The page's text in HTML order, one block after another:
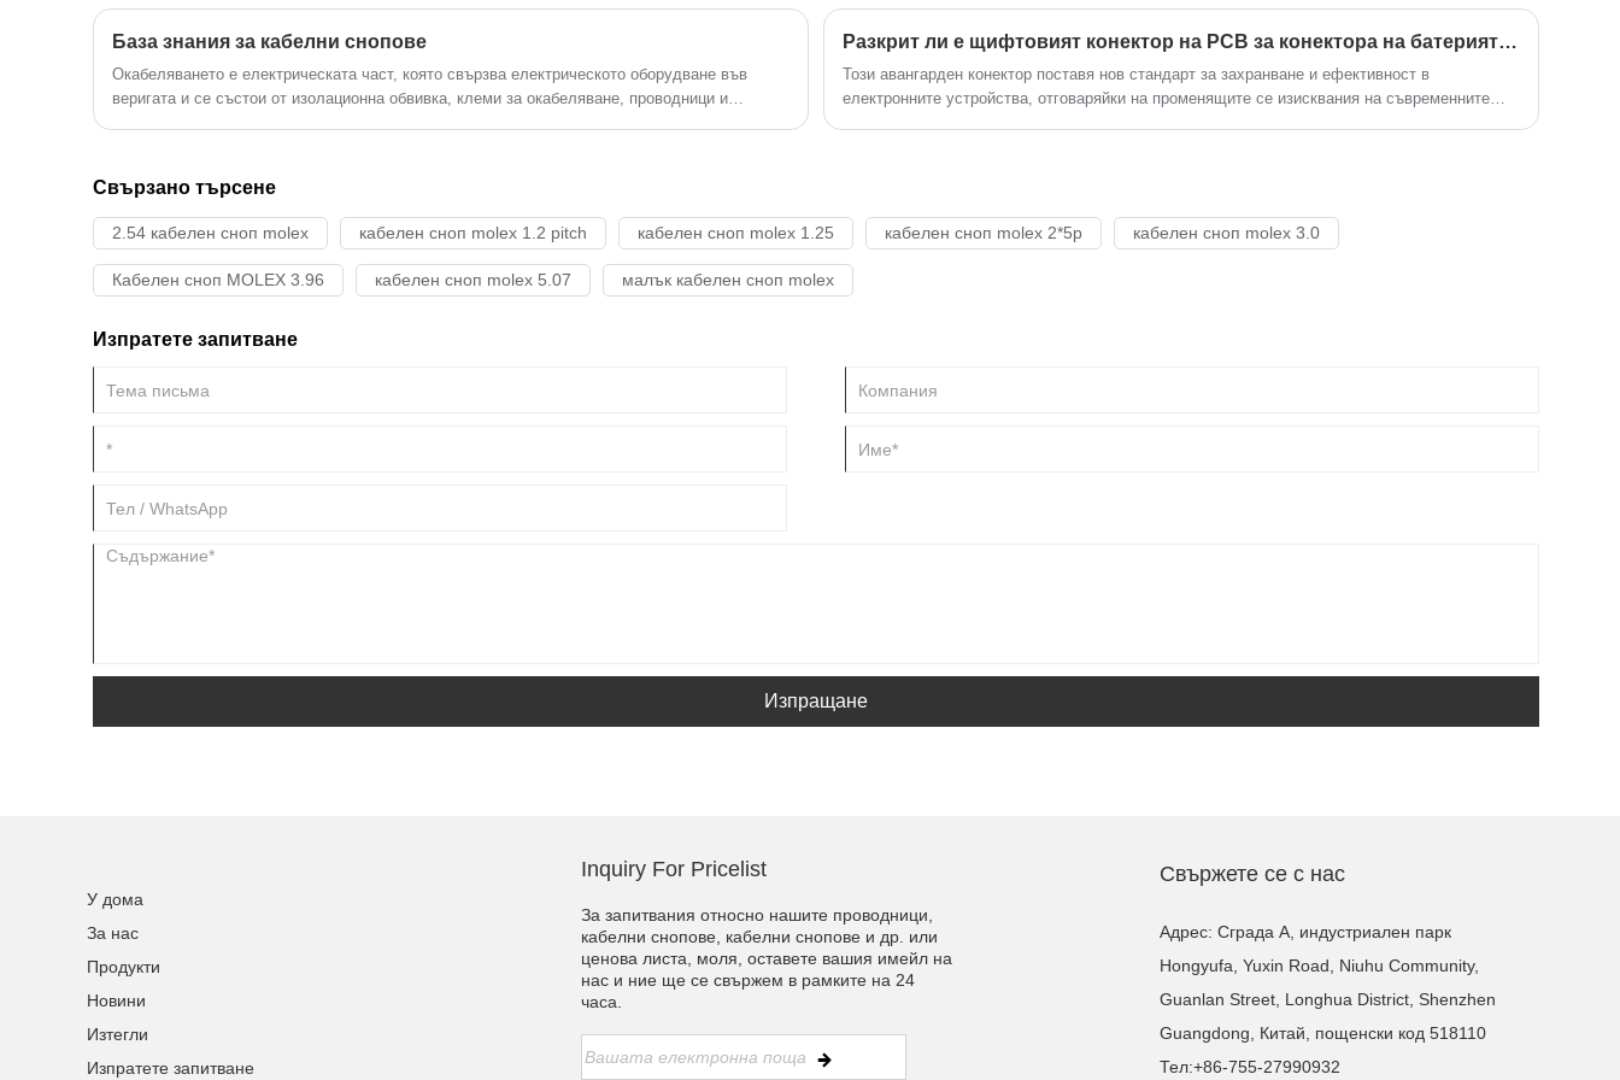
База знания за кабелни снопове
Окабеляването е електрическата част, която свързва електрическото оборудване във
веригата и се състои от изолационна обвивка, клеми за окабеляване, проводници и
Разкрит ли е щифтовият конектор на PCB за конектора на батерията MR30PW-M за подобрена свързаност на захранването?
Този авангарден конектор поставя нов стандарт за захранване и ефективност в
електронните устройства, отговаряйки на променящите се изисквания на съвременните
Свързано търсене
2.54 кабелен сноп molex кабелен сноп molex 1.2 pitch кабелен сноп molex 1.25 кабелен сноп molex 2*5p кабелен сноп molex 3.0
Кабелен сноп MOLEX 3.96 кабелен сноп molex 5.07 малък кабелен сноп molex
Изпратете запитване
Изпращане
У дома
За нас
Продукти
Новини
Изтегли
Изпратете запитване
Inquiry For Pricelist
За запитвания относно нашите проводници,
кабелни снопове, кабелни снопове и др. или
ценова листа, моля, оставете вашия имейл на
нас и ние ще се свържем в рамките на 24
часа.
Свържете се с нас
Адрес: Сграда A, индустриален парк
Hongyufa, Yuxin Road, Niuhu Community,
Guanlan Street, Longhua District, Shenzhen
Guangdong, Китай, пощенски код 518110
Тел:+86-755-27990932